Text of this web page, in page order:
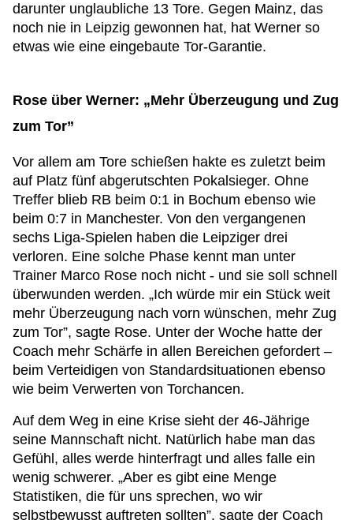
darunter unglaubliche 13 Tore. Gegen Mainz, das
noch nie in Leipzig gewonnen hat, hat Werner so
etwas wie eine eingebaute Tor-Garantie.
Rose über Werner: „Mehr Überzeugung und Zug
zum Tor”
Vor allem am Tore schießen hakte es zuletzt beim
auf Platz fünf abgerutschten Pokalsieger. Ohne
Treffer blieb RB beim 0:1 in Bochum ebenso wie
beim 0:7 in Manchester. Von den vergangenen
sechs Liga-Spielen haben die Leipziger drei
verloren. Eine solche Phase kennt man unter
Trainer Marco Rose noch nicht - und sie soll schnell
überwunden werden. „Ich würde mir ein Stück weit
mehr Überzeugung nach vorn wünschen, mehr Zug
zum Tor”, sagte Rose. Unter der Woche hatte der
Coach mehr Schärfe in allen Bereichen gefordert –
beim Verteidigen von Standardsituationen ebenso
wie beim Verwerten von Torchancen.
Auf dem Weg in eine Krise sieht der 46-Jährige
seine Mannschaft nicht. Natürlich habe man das
Gefühl, alles werde hinterfragt und alles falle ein
wenig schwerer. „Aber es gibt eine Menge
Statistiken, die für uns sprechen, wo wir
selbstbewusst auftreten sollten”, sagte der Coach